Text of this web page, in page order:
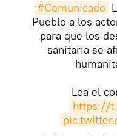
#Comunicado
Pueblo a los
para que los
sanitaria se
Lea el
https://